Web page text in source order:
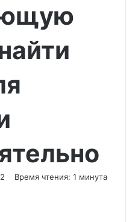
Время чтения: 1 минута